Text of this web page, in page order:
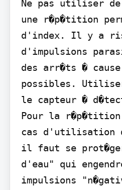
Ne pas utiliser
une r�p�tition
d'index. Il y a
d'impulsions
des arr�ts �
possibles.
le capteur �
Pour la
cas d'utilisation
il faut se
d'eau" qui
impulsions